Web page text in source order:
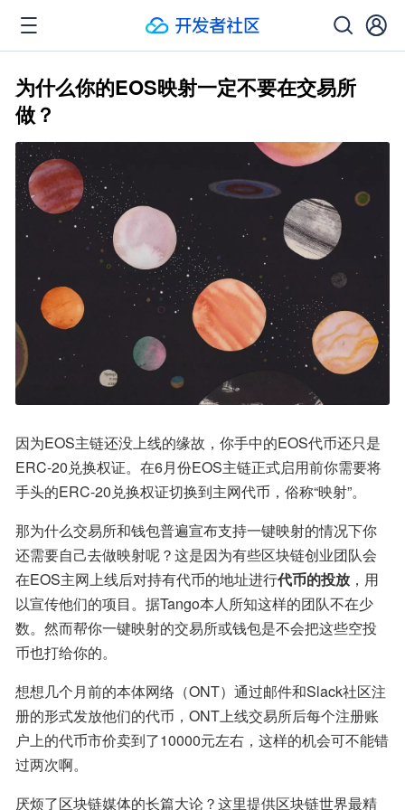
为什么你的EOS映射一定不要在交易所
做？
因为EOS主链还没上线的缘故，你手中的EOS代币还只是
ERC-20兑换权证。在6月份EOS主链正式启用前你需要将
手头的ERC-20兑换权证切换到主网代币，俗称“映射”。
那为什么交易所和钱包普遍宣布支持一键映射的情况下你
还需要自己去做映射呢？这是因为有些区块链创业团队会
在EOS主网上线后对持有代币的地址进行代币的投放 ，用
以宣传他们的项目。据Tango本人所知这样的团队不在少
数。然而帮你一键映射的交易所或钱包是不会把这些空投
币也打给你的。
想想几个月前的本体网络（ONT）通过邮件和Slack社区注
册的形式发放他们的代币，ONT上线交易所后每个注册账
户上的代币市价卖到了10000元左右，这样的机会可不能错
过两次啊。
厌烦了区块链媒体的长篇大论？这里提供区块链世界最精